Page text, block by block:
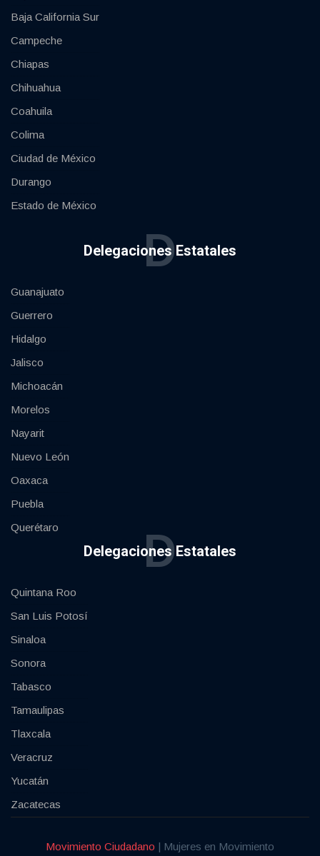
Baja California Sur
Campeche
Chiapas
Chihuahua
Coahuila
Colima
Ciudad de México
Durango
Estado de México
Delegaciones Estatales
D
Guanajuato
Guerrero
Hidalgo
Jalisco
Michoacán
Morelos
Nayarit
Nuevo León
Oaxaca
Puebla
Querétaro
Delegaciones Estatales
D
Quintana Roo
San Luis Potosí
Sinaloa
Sonora
Tabasco
Tamaulipas
Tlaxcala
Veracruz
Yucatán
Zacatecas
Movimiento Ciudadano | Mujeres en Movimiento